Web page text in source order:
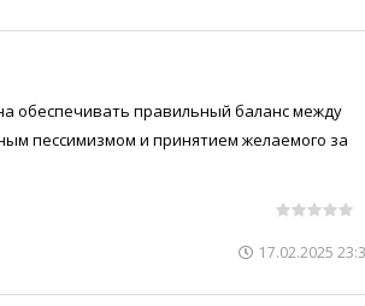
обеспечивать правильный баланс между
пессимизмом и принятием желаемого за
17.02.2025